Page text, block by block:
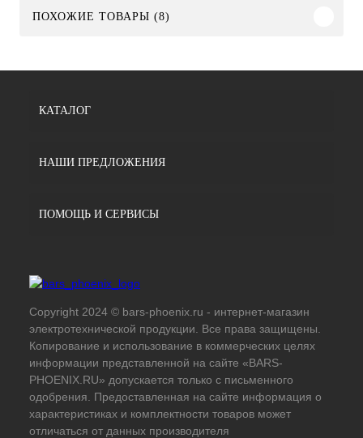
ПОХОЖИЕ ТОВАРЫ (8)
КАТАЛОГ
НАШИ ПРЕДЛОЖЕНИЯ
ПОМОЩЬ И СЕРВИСЫ
Copyright 2024 © bars-phoenix.ru - интернет-магазин
электротехнической продукции. Все права защищены.
Копирование и использование в коммерческих целях
информации представленной на сайте «BARS-
PHOENIX.RU» допускается только с письменного
одобрения. Предоставленная на сайте информация о
характеристиках и комплектности товаров может
отличаться от данных производителя